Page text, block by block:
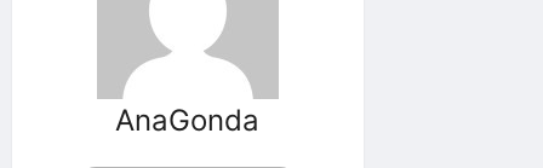
AnaGonda